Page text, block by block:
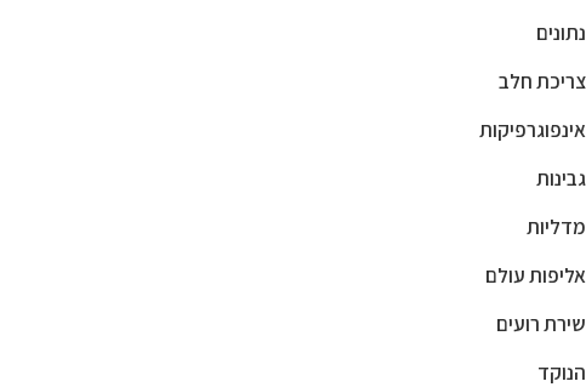
נתונים
צריכת חלב
אינפוגרפיקות
גבינות
מדליות
אליפות עולם
שירת רועים
הנוקד